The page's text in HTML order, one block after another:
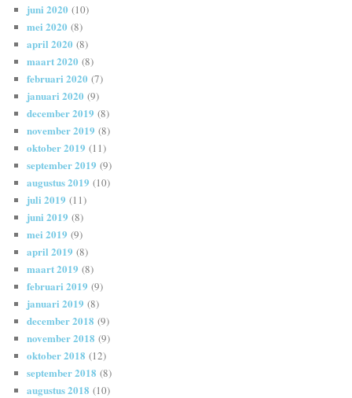
juni 2020 (10)
mei 2020 (8)
april 2020 (8)
maart 2020 (8)
februari 2020 (7)
januari 2020 (9)
december 2019 (8)
november 2019 (8)
oktober 2019 (11)
september 2019 (9)
augustus 2019 (10)
juli 2019 (11)
juni 2019 (8)
mei 2019 (9)
april 2019 (8)
maart 2019 (8)
februari 2019 (9)
januari 2019 (8)
december 2018 (9)
november 2018 (9)
oktober 2018 (12)
september 2018 (8)
augustus 2018 (10)